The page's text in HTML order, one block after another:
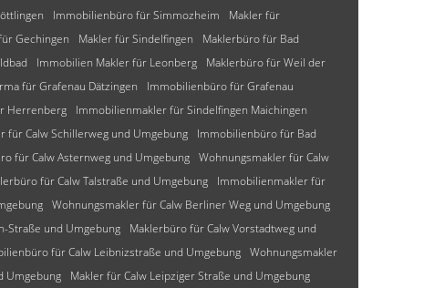
Immobilienbüro für Simmozheim
Makler für
Gechingen Makler für Sindelfingen
Maklerbüro für Bad
Immobilien Makler für Leonberg
Maklerbüro für Weil der
für Grafenau Dätzingen
Immobilienbüro für Grafenau
Herrenberg
Immobilienmakler für Sindelfingen Maichingen
für Calw Schillerweg und Umgebung
Immobilienbüro für Bad
für Calw Asternweg und Umgebung Wohnungsmakler für Calw
für Calw Talstraße und Umgebung
Immobilienmakler für
Wohnungsmakler für Calw Berliner Weg und Umgebung
Straße und Umgebung
Maklerbüro für Calw Vorstadtweg und
für Calw Leibnizstraße und Umgebung Wohnungsmakler
Umgebung
Makler für Calw Leipziger Straße und Umgebung